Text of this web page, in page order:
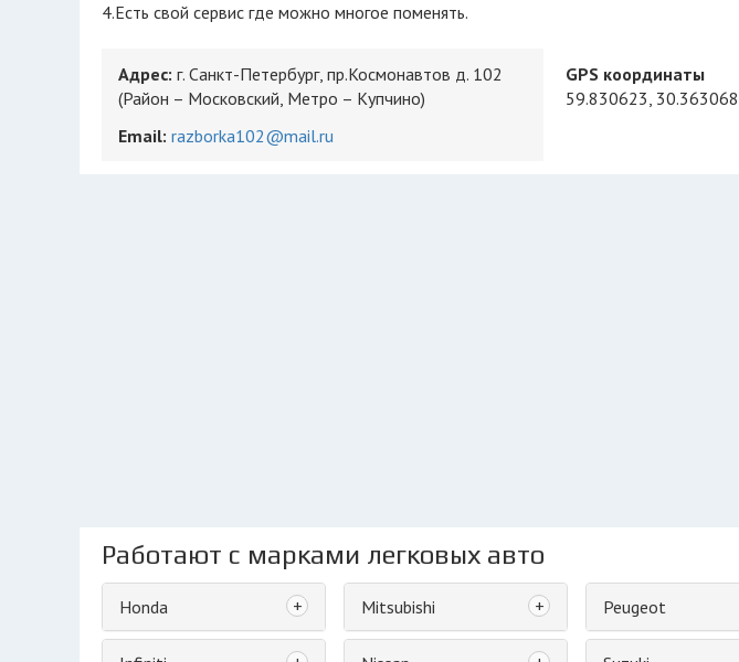
4.Есть свой сервис где можно многое поменять.
Адрес: г. Санкт-Петербург, пр.Космонавтов д. 102
(Район – Московский, Метро – Купчино)
Email: razborka102@mail.ru
GPS координаты
59.830623, 30.363068
Работают с марками легковых авто
Honda + Mitsubishi + Peugeot